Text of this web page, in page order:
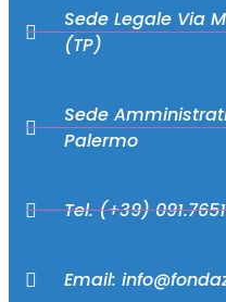
Sede Legale Via
(TP)
Sede
Palermo
Tel. (+39)
Email: